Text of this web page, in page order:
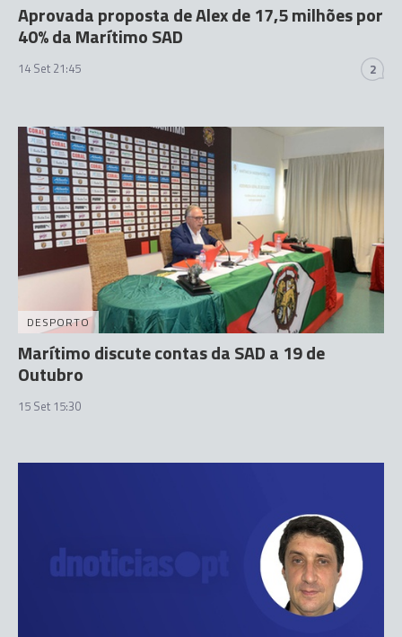
Aprovada proposta de Alex de 17,5 milhões por
40% da Marítimo SAD
14 Set 21:45 2
DESPORTO
Marítimo discute contas da SAD a 19 de
Outubro
15 Set 15:30